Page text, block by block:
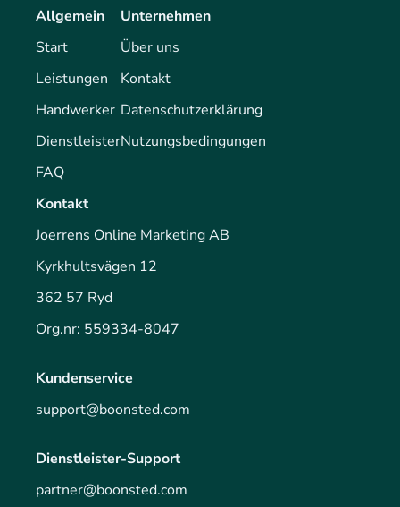
Allgemein
Start
Leistungen
Handwerker
Dienstleister
FAQ
Unternehmen
Über uns
Kontakt
Datenschutzerklärung
Nutzungsbedingungen
Kontakt
Joerrens Online Marketing AB
Kyrkhultsvägen 12
362 57 Ryd
Org.nr: 559334-8047
Kundenservice
support@boonsted.com
Dienstleister-Support
partner@boonsted.com